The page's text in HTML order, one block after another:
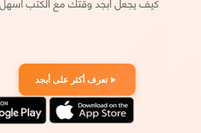
تعرف أكثر على أبجد